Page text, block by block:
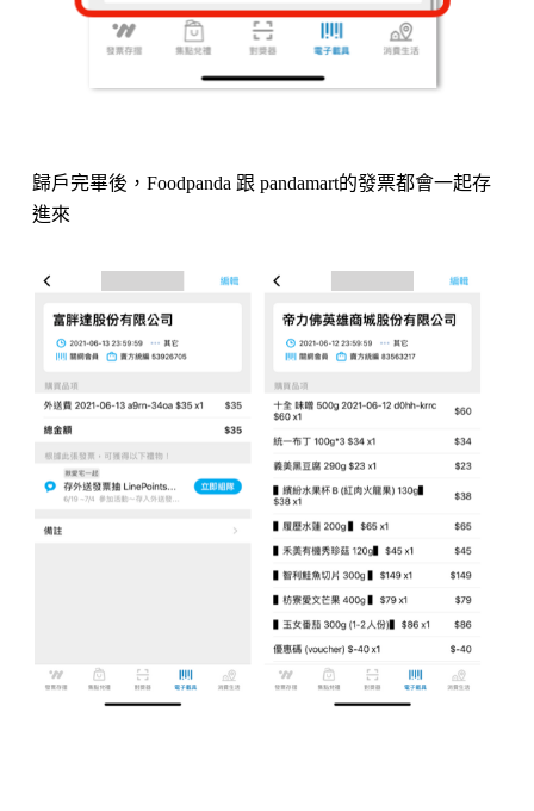
歸戶完畢後，Foodpanda 跟 pandamart的發票都會一起存
進來